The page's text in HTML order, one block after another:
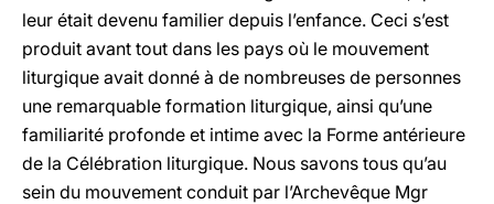
leur était devenu familier depuis l’enfance. Ceci s’est
produit avant tout dans les pays où le mouvement
liturgique avait donné à de nombreuses de personnes
une remarquable formation liturgique, ainsi qu’une
familiarité profonde et intime avec la Forme antérieure
de la Célébration liturgique. Nous savons tous qu’au
sein du mouvement conduit par l’Archevêque Mgr